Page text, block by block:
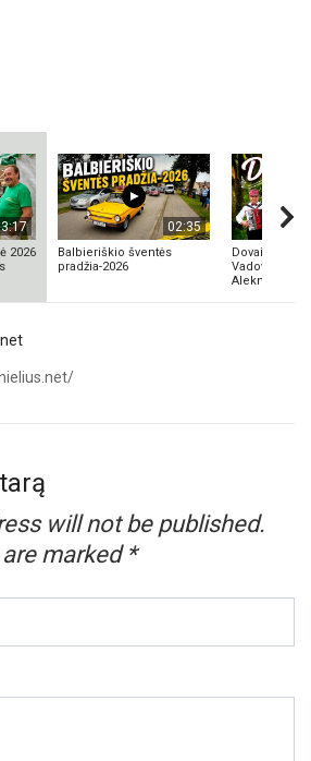
2026
02:35
Balbieriškio šventės
pradžia-2026
Dovainonių
Vadovas
Aleknavičius
will not be published.
marked *